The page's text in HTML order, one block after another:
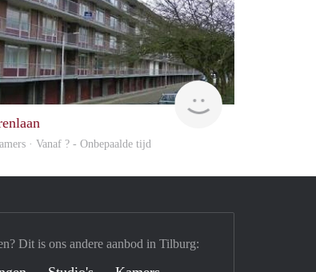
rent
· Vanaf ? - Onbepaalde tijd
Dit is ons andere aanbod in Tilburg: